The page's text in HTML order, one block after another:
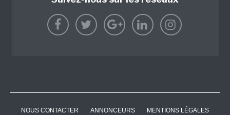
NOUS CONTACTER ANNONCEURS
MENTIONS LÉGALES